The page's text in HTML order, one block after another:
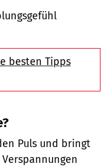
besten Tipps
Puls und bringt